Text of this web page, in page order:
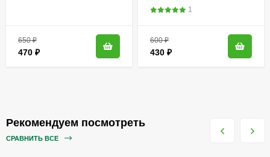
650₽
470 ₽
1
600₽
430 ₽
Рекомендуем посмотреть
СРАВНИТЬ ВСЕ